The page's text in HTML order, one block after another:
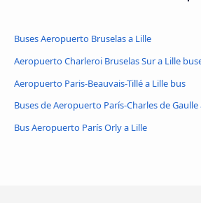
Buses Aeropuerto Bruselas a Lille
Aeropuerto Charleroi Bruselas Sur a Lille
Aeropuerto Paris-Beauvais-Tillé a Lille bus
Buses de Aeropuerto París-Charles de Gaulle
Bus Aeropuerto París Orly a Lille